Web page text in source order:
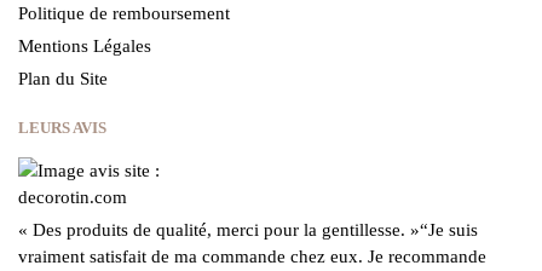
Politique de remboursement
Mentions Légales
Plan du Site
LEURS AVIS
« Des produits de qualité, merci pour la gentillesse. »“Je suis
vraiment satisfait de ma commande chez eux. Je recommande